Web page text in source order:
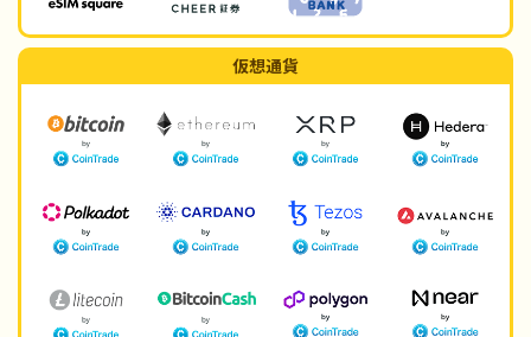
仮想通貨